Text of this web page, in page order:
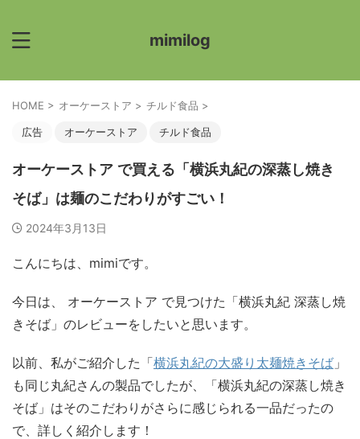
mimilog
HOME > オーケーストア > チルド食品 >
広告 オーケーストア チルド食品
オーケーストア で買える「横浜丸紀の深蒸し焼き
そば」は麺のこだわりがすごい！
2024年3月13日
こんにちは、mimiです。
今日は、 オーケーストア で見つけた「横浜丸紀 深蒸し焼
きそば」のレビューをしたいと思います。
以前、私がご紹介した「横浜丸紀の大盛り太麺焼きそば 」
も同じ丸紀さんの製品でしたが、「横浜丸紀の深蒸し焼き
そば」はそのこだわりがさらに感じられる一品だったの
で、詳しく紹介します！